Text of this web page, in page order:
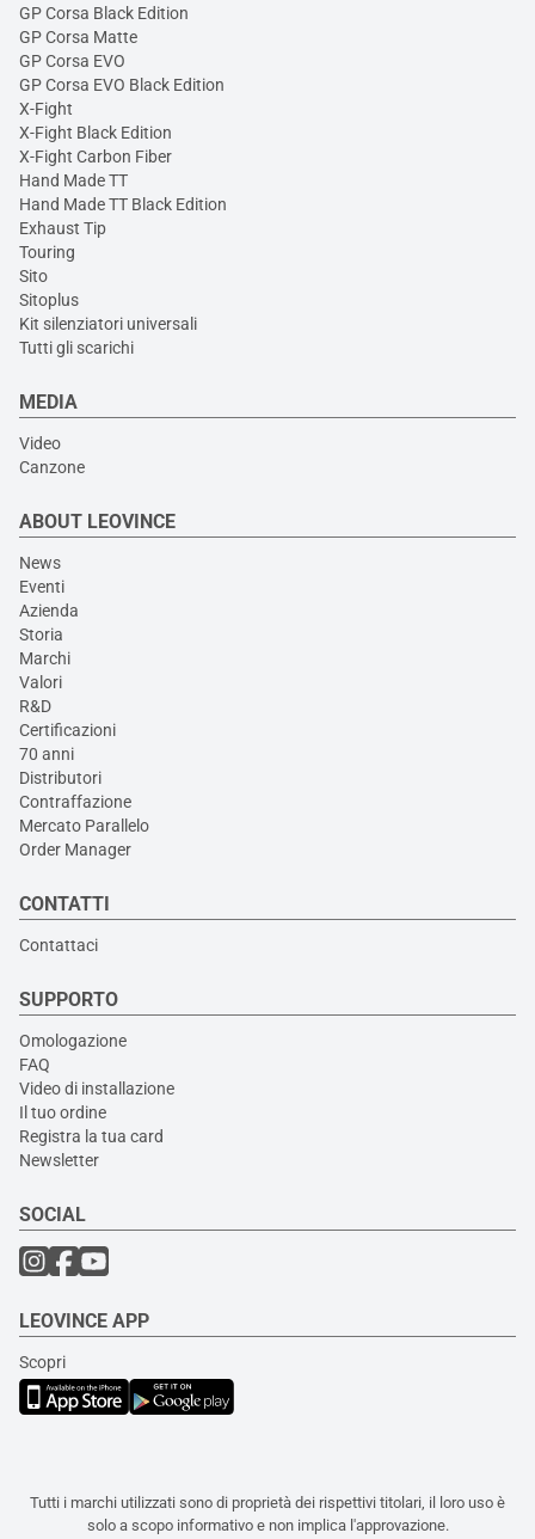
GP Corsa Black Edition
GP Corsa Matte
GP Corsa EVO
GP Corsa EVO Black Edition
X-Fight
X-Fight Black Edition
X-Fight Carbon Fiber
Hand Made TT
Hand Made TT Black Edition
Exhaust Tip
Touring
Sito
Sitoplus
Kit silenziatori universali
Tutti gli scarichi
MEDIA
Video
Canzone
ABOUT LEOVINCE
News
Eventi
Azienda
Storia
Marchi
Valori
R&D
Certificazioni
70 anni
Distributori
Contraffazione
Mercato Parallelo
Order Manager
CONTATTI
Contattaci
SUPPORTO
Omologazione
FAQ
Video di installazione
Il tuo ordine
Registra la tua card
Newsletter
SOCIAL
LEOVINCE APP
Scopri
Tutti i marchi utilizzati sono di proprietà dei rispettivi titolari, il loro uso è
solo a scopo informativo e non implica l'approvazione.